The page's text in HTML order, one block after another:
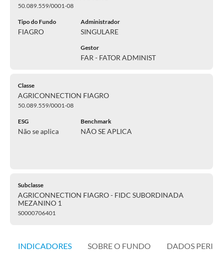
50.089.559/0001-08
Tipo do Fundo
FIAGRO
Administrador
SINGULARE
Gestor
FAR - FATOR ADMINIST
Classe
AGRICONNECTION FIAGRO
50.089.559/0001-08
ESG
Não se aplica
Benchmark
NÃO SE APLICA
Subclasse
AGRICONNECTION FIAGRO - FIDC SUBORDINADA
MEZANINO 1
S0000706401
INDICADORES SOBRE O FUNDO DADOS